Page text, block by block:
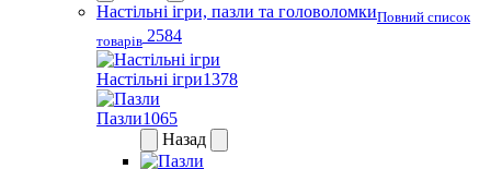
Настільні ігри, пазли та головоломкиПовний список
товарів 2584
Настільні ігри1378
Пазли1065
Назад